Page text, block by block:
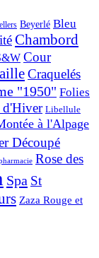
Beyerlé Bleu
Chambord
Cour
Craquelés
"1950" Folies
d'Hiver Libellule
à l'Alpage
Découpé
Rose des
Spa St
Zaza Rouge et